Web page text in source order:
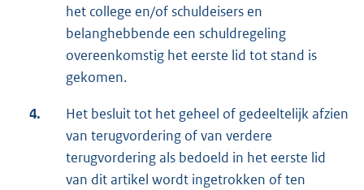
het college en/of schuldeisers en
belanghebbende een schuldregeling
overeenkomstig het eerste lid tot stand is
gekomen.
4.
Het besluit tot het geheel of gedeeltelijk afzien
van terugvordering of van verdere
terugvordering als bedoeld in het eerste lid
van dit artikel wordt ingetrokken of ten